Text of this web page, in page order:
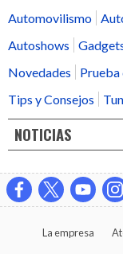
Automovilismo
Autoshows
Novedades
Tips y Consejos
NOTICIAS
La empresa